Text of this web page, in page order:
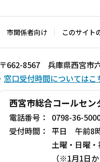
市関係者向け このサイト
〒662-8567 兵庫県西宮市
窓口受付時間についてはこ
西宮市総合コールセン
電話番号：
0798-36-
受付時間： 平日 午前8
土曜・日曜
（※1月1日